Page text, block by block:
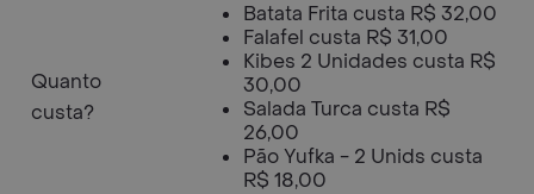
Quanto
custa?
Batata Frita custa R$ 32,00
Falafel custa R$ 31,00
Kibes 2 Unidades custa R$
30,00
Salada Turca custa R$
26,00
Pão Yufka - 2 Unids custa
R$ 18,00